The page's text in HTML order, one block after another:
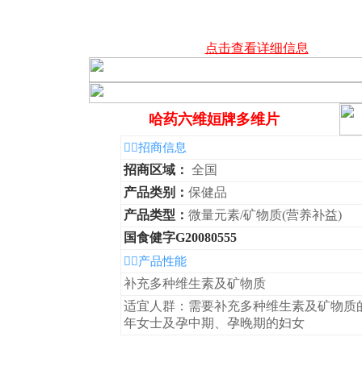
点击查看详细信息
哈药六维姮牌多维片
◆招商信息
招商区域： 全国
产品类别： 保健品
产品类型： 微量元素/矿物质(营养补益)
国食健字G20080555
◆产品性能
补充多种维生素及矿物质
适宜人群：需要补充多种维生素及矿物质
年女士及孕中期、孕晚期的妇女